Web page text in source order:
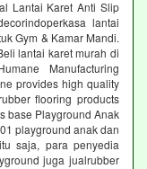
Lantai Karet Anti Slip
lantai
Gym & Kamar Mandi.
lantai karet murah di
Manufacturing
provides high quality
flooring products
base Playground Anak
playground anak dan
saja, para penyedia
juga jualrubber